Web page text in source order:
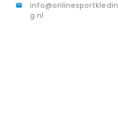

info@onlinesportkledin
g.nl